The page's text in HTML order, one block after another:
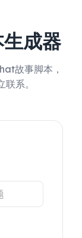
成器
故事脚本，
系。